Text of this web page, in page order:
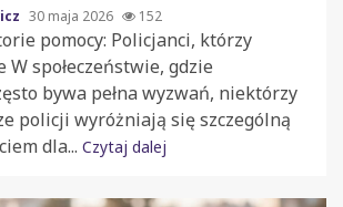
30 maja 2026 152
pomocy: Policjanci, którzy
W społeczeństwie, gdzie
bywa pełna wyzwań, niektórzy
policji wyróżniają się szczególną
dla... Czytaj dalej